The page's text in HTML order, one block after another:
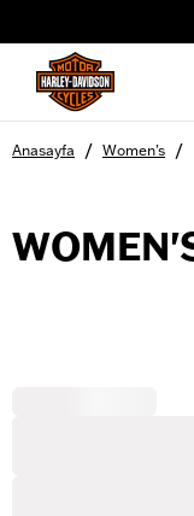
Anasayfa / Women's /